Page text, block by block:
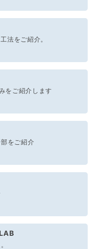
法をご紹介。
をご紹介します
をご紹介